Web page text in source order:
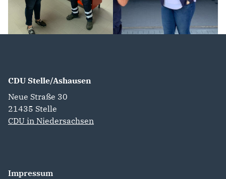
CDU Stelle/Ashausen
Neue Straße 30
21435 Stelle
CDU in Niedersachsen
Impressum